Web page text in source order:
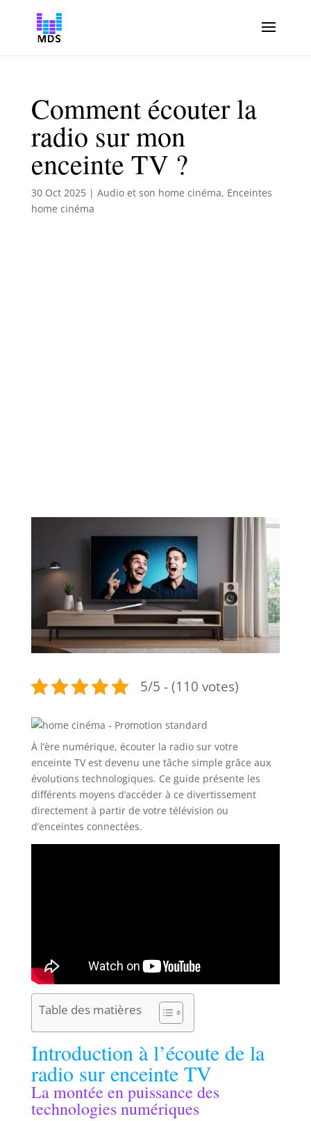
Comment écouter la
radio sur mon
enceinte TV ?
30 Oct 2025| Audio et son home cinéma, Enceintes
home cinéma
5/5 - (110 votes)
À l’ère numérique, écouter la radio sur votre
enceinte TV est devenu une tâche simple grâce aux
évolutions technologiques. Ce guide présente les
différents moyens d’accéder à ce divertissement
directement à partir de votre télévision ou
d’enceintes connectées.
Table des matières
Introduction à l’écoute de la
radio sur enceinte TV
La montée en puissance des
technologies numériques